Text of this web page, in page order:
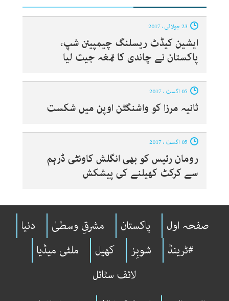
ایشین کیڈٹ ریسلنگ چیمپیئن شپ،
پاکستان نے چاندی کا تمغہ جیت لیا
ثانیہ مرزا کو واشنگٹن اوپن میں شکست
رومان رئیس کو بھی انگلش کاونٹی ڈرہم
سے کرکٹ کھیلنے کی پیشکش
صفحہ اول پاکستان مشرقِ وسطیٰ
دنیا
#ٹرینڈ
شوبِز کھیل
ملٹی میڈیا
لائف سٹائل